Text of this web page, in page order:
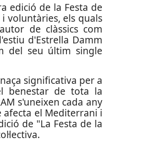
edició de la Festa de
voluntàries, els quals
de clàssics com
d'Estrella Damm
del seu últim single
significativa per a
benestar de tota la
s'uneixen cada any
afecta el Mediterrani i
de "La Festa de la